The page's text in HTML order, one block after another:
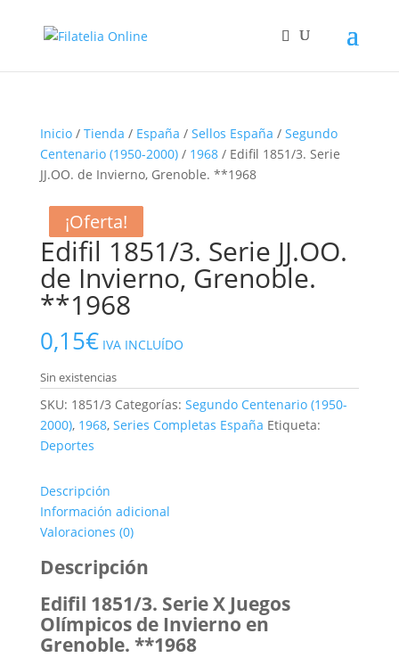
Inicio/ Tienda / España / Sellos España / Segundo
Centenario (1950-2000)/ 1968/ Edifil 1851/3. Serie
JJ.OO. de Invierno, Grenoble. **1968
Edifil 1851/3. Serie JJ.OO.
de Invierno, Grenoble.
**1968
0,15€ IVA INCLUÍDO
Sin existencias
SKU: 1851/3 Categorías: Segundo Centenario (1950-
2000), 1968, Series Completas España Etiqueta:
Deportes
Descripción
Información adicional
Valoraciones (0)
Descripción
Edifil 1851/3. Serie X Juegos
Olímpicos de Invierno en
Grenoble. **1968
¡Oferta!
¡Oferta!
¡Oferta!